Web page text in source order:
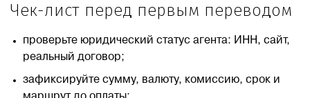
Чек-лист перед первым переводом
проверьте юридический статус агента: ИНН, сайт,
реальный договор;
зафиксируйте сумму, валюту, комиссию, срок и